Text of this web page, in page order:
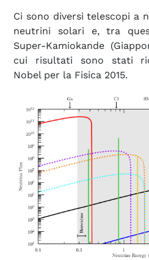
Ci sono diversi telescopi a
neutrini solari e, tra
Super-Kamiokande
cui risultati sono stati
Nobel per la Fisica 2015.